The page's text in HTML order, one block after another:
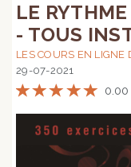
LE
- TOUS
LES COURS EN LIGNE
29-07-2021